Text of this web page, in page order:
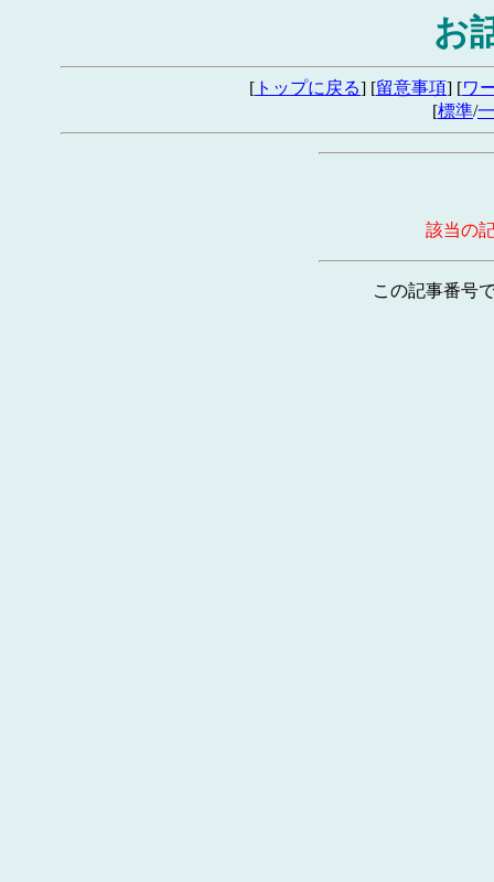
お
[ トップに戻る] [留意事項] [ワ
[標準/
該当の
この記事番号